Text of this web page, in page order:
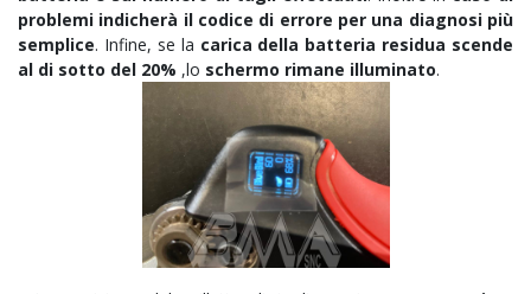
problemi indicherà il codice di errore per una diagnosi più
semplice. Infine, se la carica della batteria residua scende
al di sotto del 20% ,lo schermo rimane illuminato.